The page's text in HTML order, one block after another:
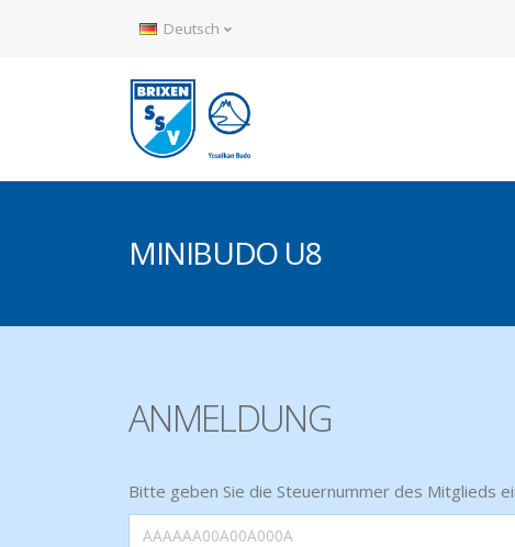
Deutsch
MINIBUDO U8
ANMELDUNG
Bitte geben Sie die Steuernummer des Mitglieds